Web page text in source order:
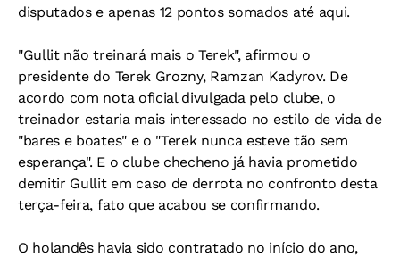
disputados e apenas 12 pontos somados até aqui.
"Gullit não treinará mais o Terek", afirmou o
presidente do Terek Grozny, Ramzan Kadyrov. De
acordo com nota oficial divulgada pelo clube, o
treinador estaria mais interessado no estilo de vida de
"bares e boates" e o "Terek nunca esteve tão sem
esperança". E o clube checheno já havia prometido
demitir Gullit em caso de derrota no confronto desta
terça-feira, fato que acabou se confirmando.
O holandês havia sido contratado no início do ano,